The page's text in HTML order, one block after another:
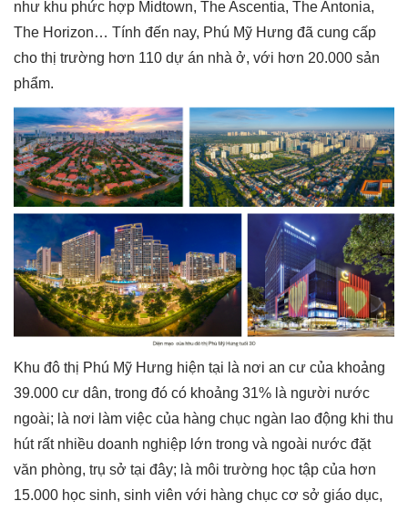
như khu phức hợp Midtown, The Ascentia, The Antonia,
The Horizon… Tính đến nay, Phú Mỹ Hưng đã cung cấp
cho thị trường hơn 110 dự án nhà ở, với hơn 20.000 sản
phẩm.
Khu đô thị Phú Mỹ Hưng hiện tại là nơi an cư của khoảng
39.000 cư dân, trong đó có khoảng 31% là người nước
ngoài; là nơi làm việc của hàng chục ngàn lao động khi thu
hút rất nhiều doanh nghiệp lớn trong và ngoài nước đặt
văn phòng, trụ sở tại đây; là môi trường học tập của hơn
15.000 học sinh, sinh viên với hàng chục cơ sở giáo dục,